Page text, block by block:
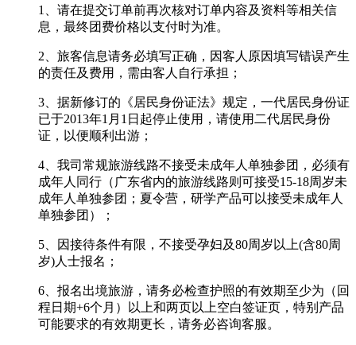
1、请在提交订单前再次核对订单内容及资料等相关信
息，最终团费价格以支付时为准。
2、旅客信息请务必填写正确，因客人原因填写错误产生
的责任及费用，需由客人自行承担；
3、据新修订的《居民身份证法》规定，一代居民身份证
已于2013年1月1日起停止使用，请使用二代居民身份
证，以便顺利出游；
4、我司常规旅游线路不接受未成年人单独参团，必须有
成年人同行（广东省内的旅游线路则可接受15-18周岁未
成年人单独参团；夏令营，研学产品可以接受未成年人
单独参团）；
5、因接待条件有限，不接受孕妇及80周岁以上(含80周
岁)人士报名；
6、报名出境旅游，请务必检查护照的有效期至少为（回
程日期+6个月）以上和两页以上空白签证页，特别产品
可能要求的有效期更长，请务必咨询客服。